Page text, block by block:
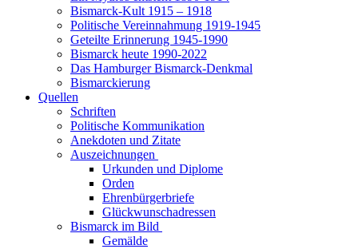
Bismarck-Kult 1915 – 1918
Politische Vereinnahmung 1919-1945
Geteilte Erinnerung 1945-1990
Bismarck heute 1990-2022
Das Hamburger Bismarck-Denkmal
Bismarckierung
Quellen
Schriften
Politische Kommunikation
Anekdoten und Zitate
Auszeichnungen
Urkunden und Diplome
Orden
Ehrenbürgerbriefe
Glückwunschadressen
Bismarck im Bild
Gemälde